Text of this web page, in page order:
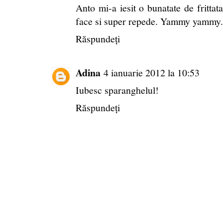
Anto mi-a iesit o bunatate de
face si super repede. Yammy yammy.
Răspundeți
Adina 4 ianuarie 2012 la 10:53
Iubesc sparanghelul!
Răspundeți